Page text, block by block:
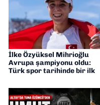
İlke Özyüksel Mihrioğlu
Avrupa şampiyonu oldu:
Türk spor tarihinde bir ilk